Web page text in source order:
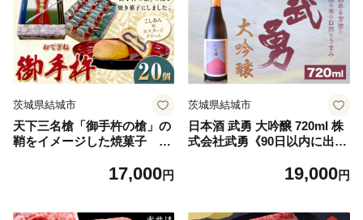
茨城県結城市
天下三名槍「御手杵の槍」の
鞘をイメージした焼菓子 御
菓子 老舗 《30日以内に出荷
17,000円
茨城県結城市
日本酒 武勇 大吟醸 720ml 株
式会社武勇《90日以内に出荷
酒 晩酌 家飲み アルコール 酒
19,000円